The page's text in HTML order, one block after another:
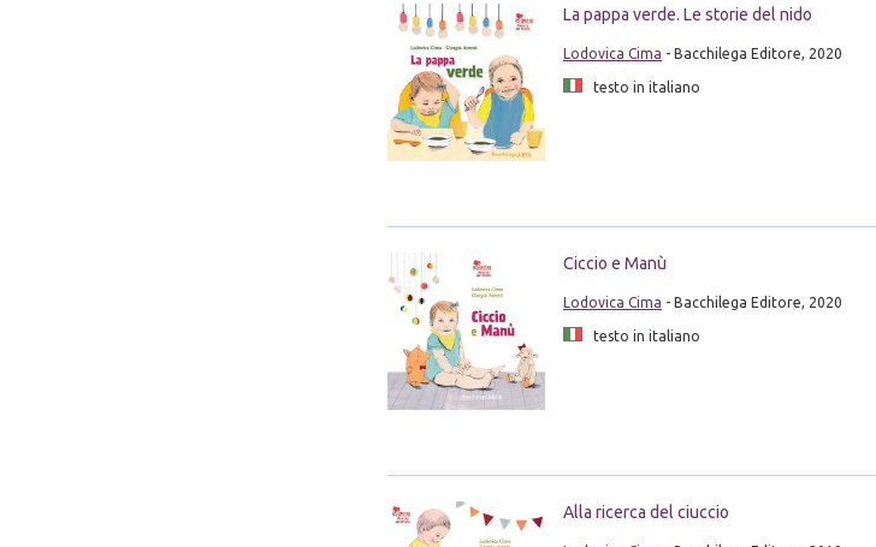
La pappa verde. Le storie del nido
Lodovica Cima - Bacchilega Editore, 2020
testo in italiano
Ciccio e Manù
Lodovica Cima - Bacchilega Editore, 2020
testo in italiano
Alla ricerca del ciuccio